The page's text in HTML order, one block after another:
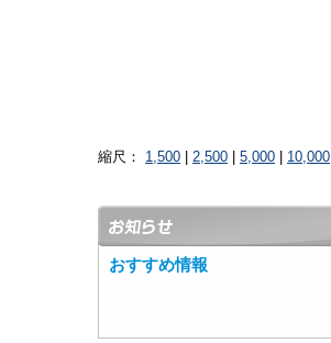
縮尺： 1,500 2,500 5,000 10,000
おすすめ情報